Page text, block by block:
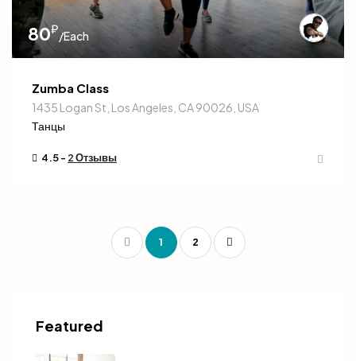
80₽/Each
Zumba Class
1435 Logan St, Los Angeles, CA 90026, USA
Танцы
4.5 - 2 Отзывы
1 2
Featured